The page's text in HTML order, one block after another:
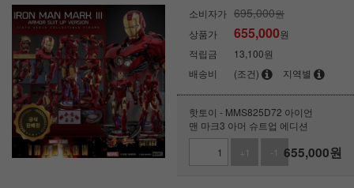
소비자가 695,000원
상품가
655,000원
적립금
13,100원
배송비
(조건) 지역별
핫토이 - MMS825D72 아이언
맨 마크3 아머 슈트업 에디션
+1
-1 655,000원